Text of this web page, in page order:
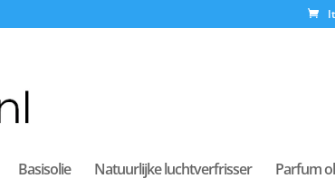
Basisolie Natuurlijke luchtverfrisser Parfum